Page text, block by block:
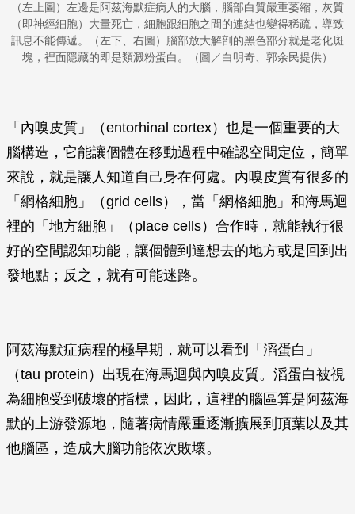
（左上圖）左邊是阿茲海默症病人的大腦，腦部白質嚴重萎縮，灰質
（即神經細胞）大量死亡，細胞跟細胞之間的連結也變得稀疏，導致
訊息不能傳遞。（左下、右圖）腦部放大解剖的黑色部分就是老化斑
塊，裡面隱藏的即是類澱粉蛋白。（圖／白明奇、郭余民提供）
「內嗅皮質」（entorhinal cortex）也是一個重要的大
腦構造，它能讓個體在移動過程中確認空間定位，簡單
來說，就是讓人知道自己身在何處。內嗅皮質有很多的
「網格細胞」（grid cells），當「網格細胞」和海馬迴
裡的「地方細胞」（place cells）合作時，就能執行很
好的空間認知功能，讓個體到達想去的地方或是回到出
發地點；反之，就有可能迷路。
阿茲海默症病程的極早期，就可以看到「滔蛋白」
（tau protein）出現在海馬迴與內嗅皮質。滔蛋白被視
為細胞受到破壞的指標，因此，這裡的腦區算是阿茲海
默的上游發源地，隨著病情嚴重逐漸擴展到頂葉以及其
他腦區，造成大腦功能依次敗壞。